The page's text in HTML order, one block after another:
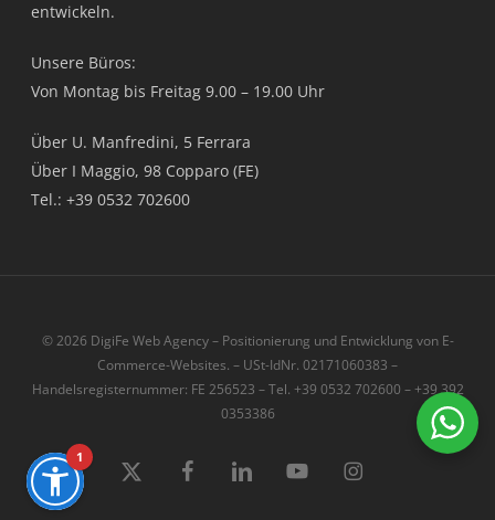
entwickeln.
Unsere Büros:
Von Montag bis Freitag 9.00 – 19.00 Uhr
Über U. Manfredini, 5 Ferrara
Über I Maggio, 98 Copparo (FE)
Tel.: +39 0532 702600
© 2026 DigiFe Web Agency – Positionierung und Entwicklung von E-
Commerce-Websites. – USt-IdNr. 02171060383 –
Handelsregisternummer: FE 256523 – Tel. +39 0532 702600 – +39 392
0353386
x-
FacebookLinkedIn Youtube instagram
1